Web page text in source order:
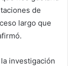
de
largo que
investigación